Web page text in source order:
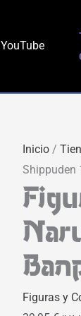
YouTube
Inicio /
Shippuden
Figuras y
Shippuden
cantidad